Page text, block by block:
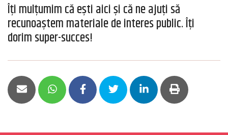
Îți mulțumim că ești aici și că ne ajuți să
recunoaștem materiale de interes public. Îți
dorim super-succes!